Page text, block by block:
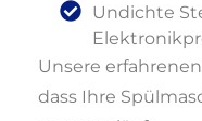
Undichte
Unsere
dass Ihre